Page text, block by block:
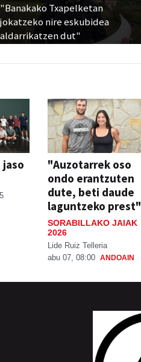
"Banakako Txapelketan
jokatzeko nire eskubidea
aldarrikatzen dut"
jaso
"Auzotarrek oso
ondo erantzuten
dute, beti daude
laguntzeko prest"
SORABILLAKO JAIAK
2026
Lide Ruiz Telleria
abu 07, 08:00 ANDOAIN